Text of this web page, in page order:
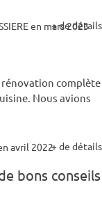
en mars 2023
+ de détails
rénovation complète
Nous avions
avril 2022+ de détails
bons conseils